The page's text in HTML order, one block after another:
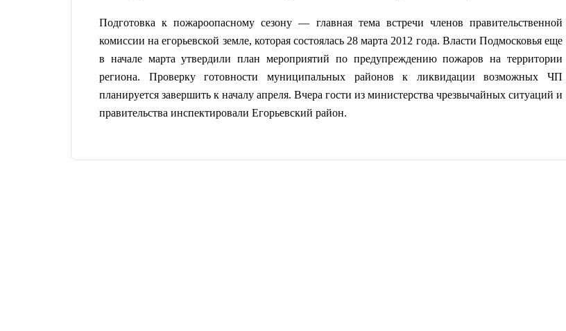
Подготовка к пожароопасному сезону — главная тема встречи членов правительственной
комиссиина егорьевской земле, которая состоялась 28 марта 2012 года. Власти Подмосковья еще
в начале мартаутвердили план мероприятий по предупреждению пожаров на территории
региона. Проверку готовности муниципальных районов к ликвидации возможных ЧП
планируется завершить к началу апреля. Вчера гости из министерства чрезвычайных ситуаций и
правительства инспектировали Егорьевский район.